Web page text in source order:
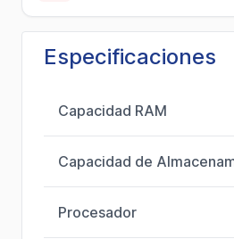
Especificaciones
Capacidad RAM
Capacidad de
Procesador